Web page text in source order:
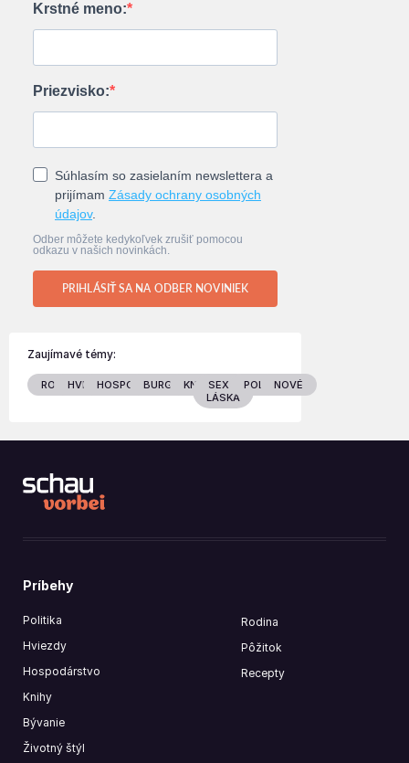
Krstné meno:
Priezvisko:
Súhlasím so zasielaním newslettera a
prijímam Zásady ochrany osobných
údajov.
Odber môžete kedykoľvek zrušiť pomocou
odkazu v našich novinkách.
PRIHLÁSIŤ SA NA ODBER NOVINIEK
Zaujímavé témy:
RODINAHVIEZDYHOSPODÁRSTVO
BURGENLAND
KNIHYSEX &
LÁSKA
POLITIKA
NOVÉ
Príbehy
Politika
Hviezdy
Hospodárstvo
Knihy
Bývanie
Životný štýl
Rodina
Pôžitok
Recepty